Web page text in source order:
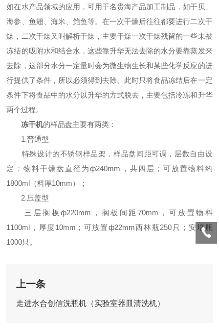
如在水产品领域的应用，可用于名贵海产品加工制品，如干贝、
海参、鱼翅、海米、鲍鱼等。在一次干燥后往往都要进行二次干
燥，二次干燥又叫解析干燥，主要干燥一次干燥残留的一些未被
冻结的吸附水和结合水，这些靠升华无法去除的水分要靠蒸发来
去除，这部分水分一定量时会为微生物生长和某些化学反应的进
行提供了条件，所以必须得到去除。此时只将食品冻结后在一定
条件下将食品中的水分以升华的方式脱去，主要包括冷冻和升华
两个过程。
冻干机的样品盘主要有两类：
1.普通型
特殊设计的不锈钢样品架，样品盘间距可调，层数自由设
定；物料干燥盘直径为ф240mm，共四层；可放置物料约
1800ml（料厚10mm）；
2.压盖型
三层搁板ф220mm，搁板间距70mm，可放置物料
1100ml，厚度10mm；可放置ф22mm西林瓶250只；安培瓶
1000只。
上一条
走进永合创信洗瓶机（实验室器皿清洗机）